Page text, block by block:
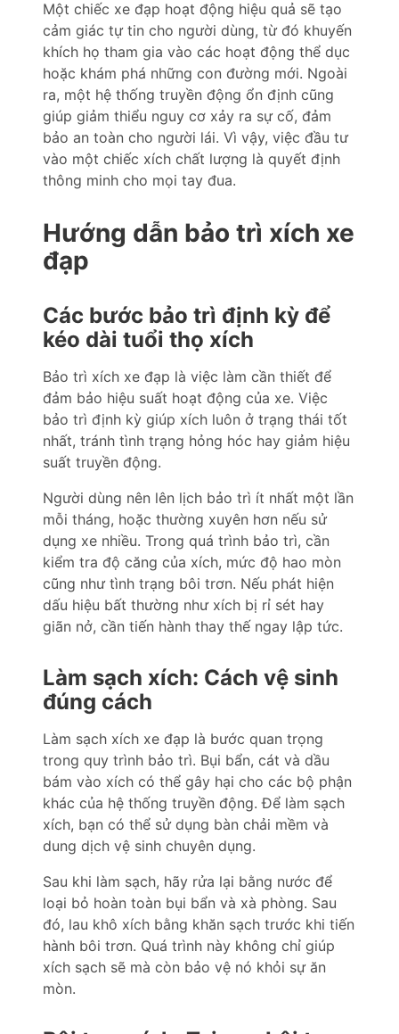
Một chiếc xe đạp hoạt động hiệu quả sẽ tạo
cảm giác tự tin cho người dùng, từ đó khuyến
khích họ tham gia vào các hoạt động thể dục
hoặc khám phá những con đường mới. Ngoài
ra, một hệ thống truyền động ổn định cũng
giúp giảm thiểu nguy cơ xảy ra sự cố, đảm
bảo an toàn cho người lái. Vì vậy, việc đầu tư
vào một chiếc xích chất lượng là quyết định
thông minh cho mọi tay đua.
Hướng dẫn bảo trì xích xe
đạp
Các bước bảo trì định kỳ để
kéo dài tuổi thọ xích
Bảo trì xích xe đạp là việc làm cần thiết để
đảm bảo hiệu suất hoạt động của xe. Việc
bảo trì định kỳ giúp xích luôn ở trạng thái tốt
nhất, tránh tình trạng hỏng hóc hay giảm hiệu
suất truyền động.
Người dùng nên lên lịch bảo trì ít nhất một lần
mỗi tháng, hoặc thường xuyên hơn nếu sử
dụng xe nhiều. Trong quá trình bảo trì, cần
kiểm tra độ căng của xích, mức độ hao mòn
cũng như tình trạng bôi trơn. Nếu phát hiện
dấu hiệu bất thường như xích bị rỉ sét hay
giãn nở, cần tiến hành thay thế ngay lập tức.
Làm sạch xích: Cách vệ sinh
đúng cách
Làm sạch xích xe đạp là bước quan trọng
trong quy trình bảo trì. Bụi bẩn, cát và dầu
bám vào xích có thể gây hại cho các bộ phận
khác của hệ thống truyền động. Để làm sạch
xích, bạn có thể sử dụng bàn chải mềm và
dung dịch vệ sinh chuyên dụng.
Sau khi làm sạch, hãy rửa lại bằng nước để
loại bỏ hoàn toàn bụi bẩn và xà phòng. Sau
đó, lau khô xích bằng khăn sạch trước khi tiến
hành bôi trơn. Quá trình này không chỉ giúp
xích sạch sẽ mà còn bảo vệ nó khỏi sự ăn
mòn.